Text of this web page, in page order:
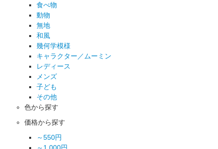
食べ物
動物
無地
和風
幾何学模様
キャラクター／ムーミン
レディース
メンズ
子ども
その他
色から探す
価格から探す
～550円
～1,000円